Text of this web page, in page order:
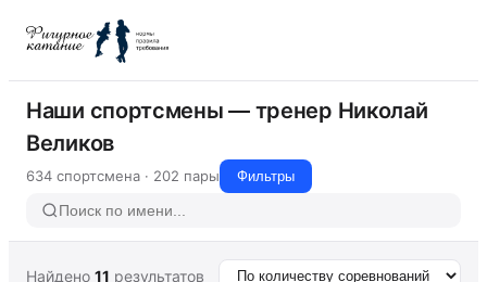
Наши спортсмены — тренер Николай
Великов
634 спортсмена · 202 пары Фильтры
Найдено 11 результатов